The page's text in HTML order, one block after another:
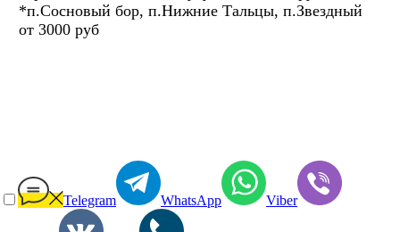
*п.Сосновый бор, п.Нижние Тальцы, п.Звездный
от 3000 руб
Telegram WhatsApp Viber